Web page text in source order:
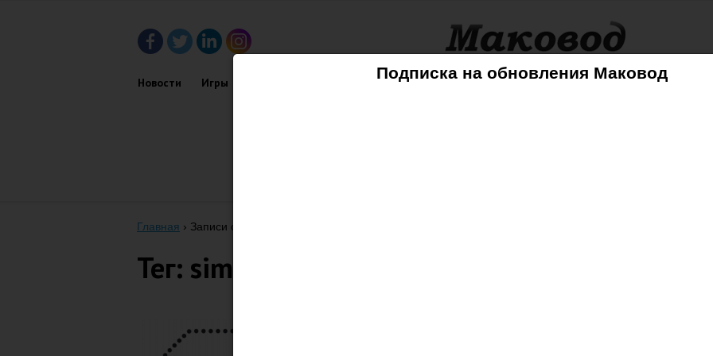
Подписка на обновления Маковод
Новости Игры Советы Mac iPhone iPad iPod AppleTV
Главная › Записи с тегом "SIM"
Тег: sim